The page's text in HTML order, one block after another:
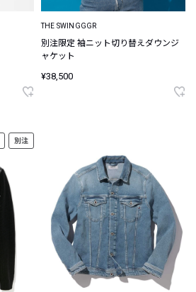
THE SWINGGGR
別注限定 袖ニット切り替えダウンジ
ャケット
¥38,500
別注